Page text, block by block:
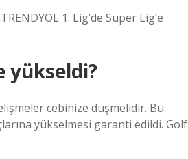
1. Lig’de Süper Lig’e
yükseldi?
cebinize düşmelidir. Bu
yükselmesi garanti edildi. Golf